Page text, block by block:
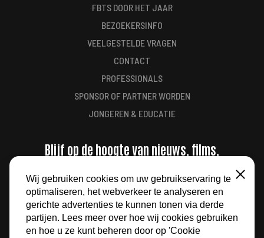
FBTS DOOR HET JAAR
BEZOEKERSINFO
VEELGESTELDE VRAGEN
CONTACT
PROFESSIONALS
SPONSOR OF PARTNER WORDEN
JONGEREN & EDUCATIE
Blijf op de hoogte van nieuws, films,
AANMELDEN
Wij gebruiken cookies om uw gebruikservaring te
optimaliseren, het webverkeer te analyseren en
gerichte advertenties te kunnen tonen via derde
partijen. Lees meer over hoe wij cookies gebruiken
en hoe u ze kunt beheren door op 'Cookie
Sluiten